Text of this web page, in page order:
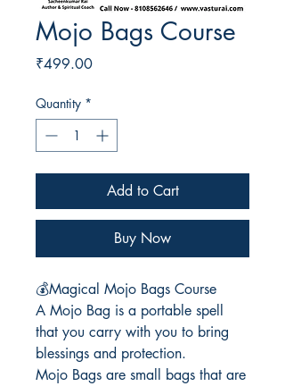
Mojo Bags Course
₹499.00Price
Quantity *
Add to Cart
Buy Now
💰Magical Mojo Bags Course
A Mojo Bag is a portable spell
that you carry with you to bring
blessings and protection.
Mojo Bags are small bags that are